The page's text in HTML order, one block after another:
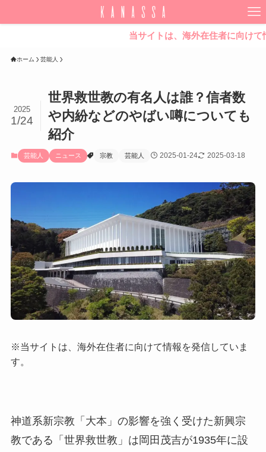
当サイトは、海外在住者に向けて情報を
ホーム 芸能人
世界救世教の有名人は誰？信者数
や内紛などのやばい噂についても
紹介
2025
1/24
芸能人 ニュース 宗教 芸能人 2025-01-24 2025-03-18
※当サイトは、海外在住者に向けて情報を発信していま
す。
神道系新宗教「大本」の影響を強く受けた新興宗
教である「世界救世教」は岡田茂吉が1935年に設